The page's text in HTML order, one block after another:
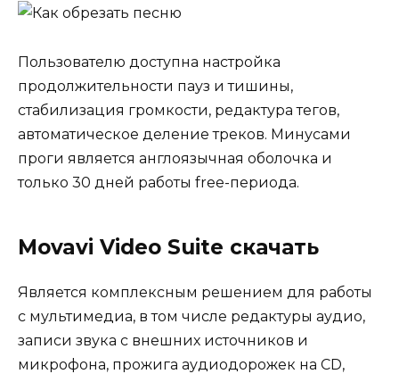
Пользователю доступна настройка
продолжительности пауз и тишины,
стабилизация громкости, редактура тегов,
автоматическое деление треков. Минусами
проги является англоязычная оболочка и
только 30 дней работы free-периода.
Movavi Video Suite скачать
Является комплексным решением для работы
с мультимедиа, в том числе редактуры аудио,
записи звука с внешних источников и
микрофона, прожига аудиодорожек на CD,